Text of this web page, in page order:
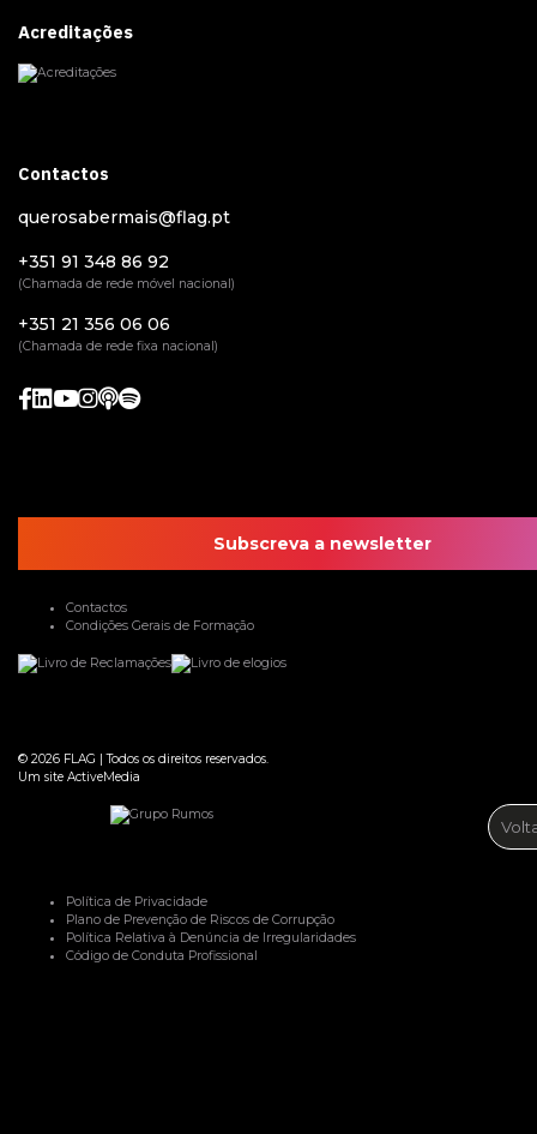
Acreditações
Contactos
querosabermais@flag.pt
+351 91 348 86 92
(Chamada de rede móvel nacional)
+351 21 356 06 06
(Chamada de rede fixa nacional)
Subscreva a newsletter
Contactos
Condições Gerais de Formação
© 2026 FLAG |Todos os direitos reservados.
Um site ActiveMedia
Política de Privacidade
Plano de Prevenção de Riscos de Corrupção
Política Relativa à Denúncia de Irregularidades
Código de Conduta Profissional